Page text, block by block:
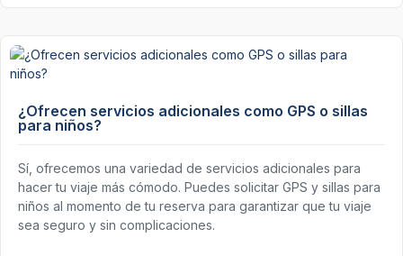
¿Ofrecen servicios adicionales como GPS o sillas
para niños?
Sí, ofrecemos una variedad de servicios adicionales para
hacer tu viaje más cómodo. Puedes solicitar GPS y sillas para
niños al momento de tu reserva para garantizar que tu viaje
sea seguro y sin complicaciones.